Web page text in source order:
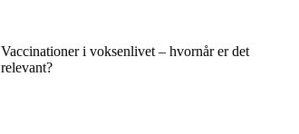
Vaccinationer i voksenlivet – hvornår er det
relevant?